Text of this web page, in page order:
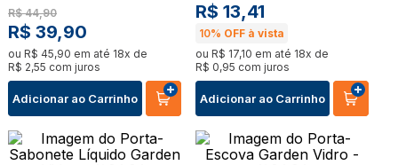
R$ 44,90
R$ 39,90
ou R$ 45,90 em até 18x de
R$ 2,55 com juros
Adicionar ao Carrinho
R$ 13,41
10% OFF à vista
ou R$ 17,10 em até 18x de
R$ 0,95 com juros
Adicionar ao Carrinho